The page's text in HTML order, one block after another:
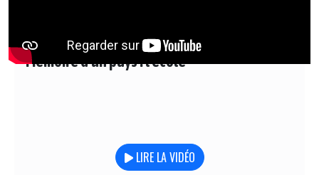
Mémoire d'un pays : l'école
LIRE LA VIDÉO